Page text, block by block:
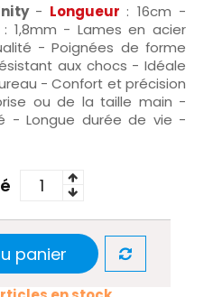
- Longueur : 16cm -
1,8mm - Lames en acier
- Poignées de forme
aux chocs - Idéale
- Confort et précision
ou de la taille main -
- Longue durée de vie -
panier